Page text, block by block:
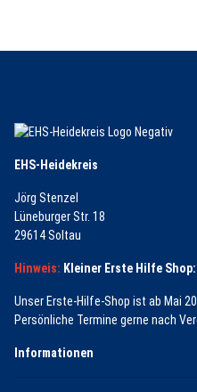
EHS-Heidekreis
Jörg Stenzel
Lüneburger Str. 18
29614 Soltau
Hinweis: Kleiner Erste Hilfe Shop:
Unser Erste-Hilfe-Shop ist ab Mai
Persönliche Termine gerne nach
Informationen